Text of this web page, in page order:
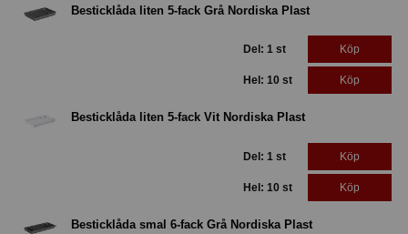
Besticklåda liten 5-fack Grå Nordiska Plast
Del: 1 st Köp
Hel: 10 st Köp
Besticklåda liten 5-fack Vit Nordiska Plast
Del: 1 st Köp
Hel: 10 st Köp
Besticklåda smal 6-fack Grå Nordiska Plast